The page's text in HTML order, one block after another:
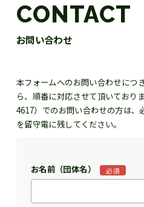
CONTACT
お問い合わせ
本フォームへのお問い合わせにつ
ら、順番に対応させて頂いており
4617）でのお問い合わせの方は、
を留守電に残してください。
お名前（団体名） 必須